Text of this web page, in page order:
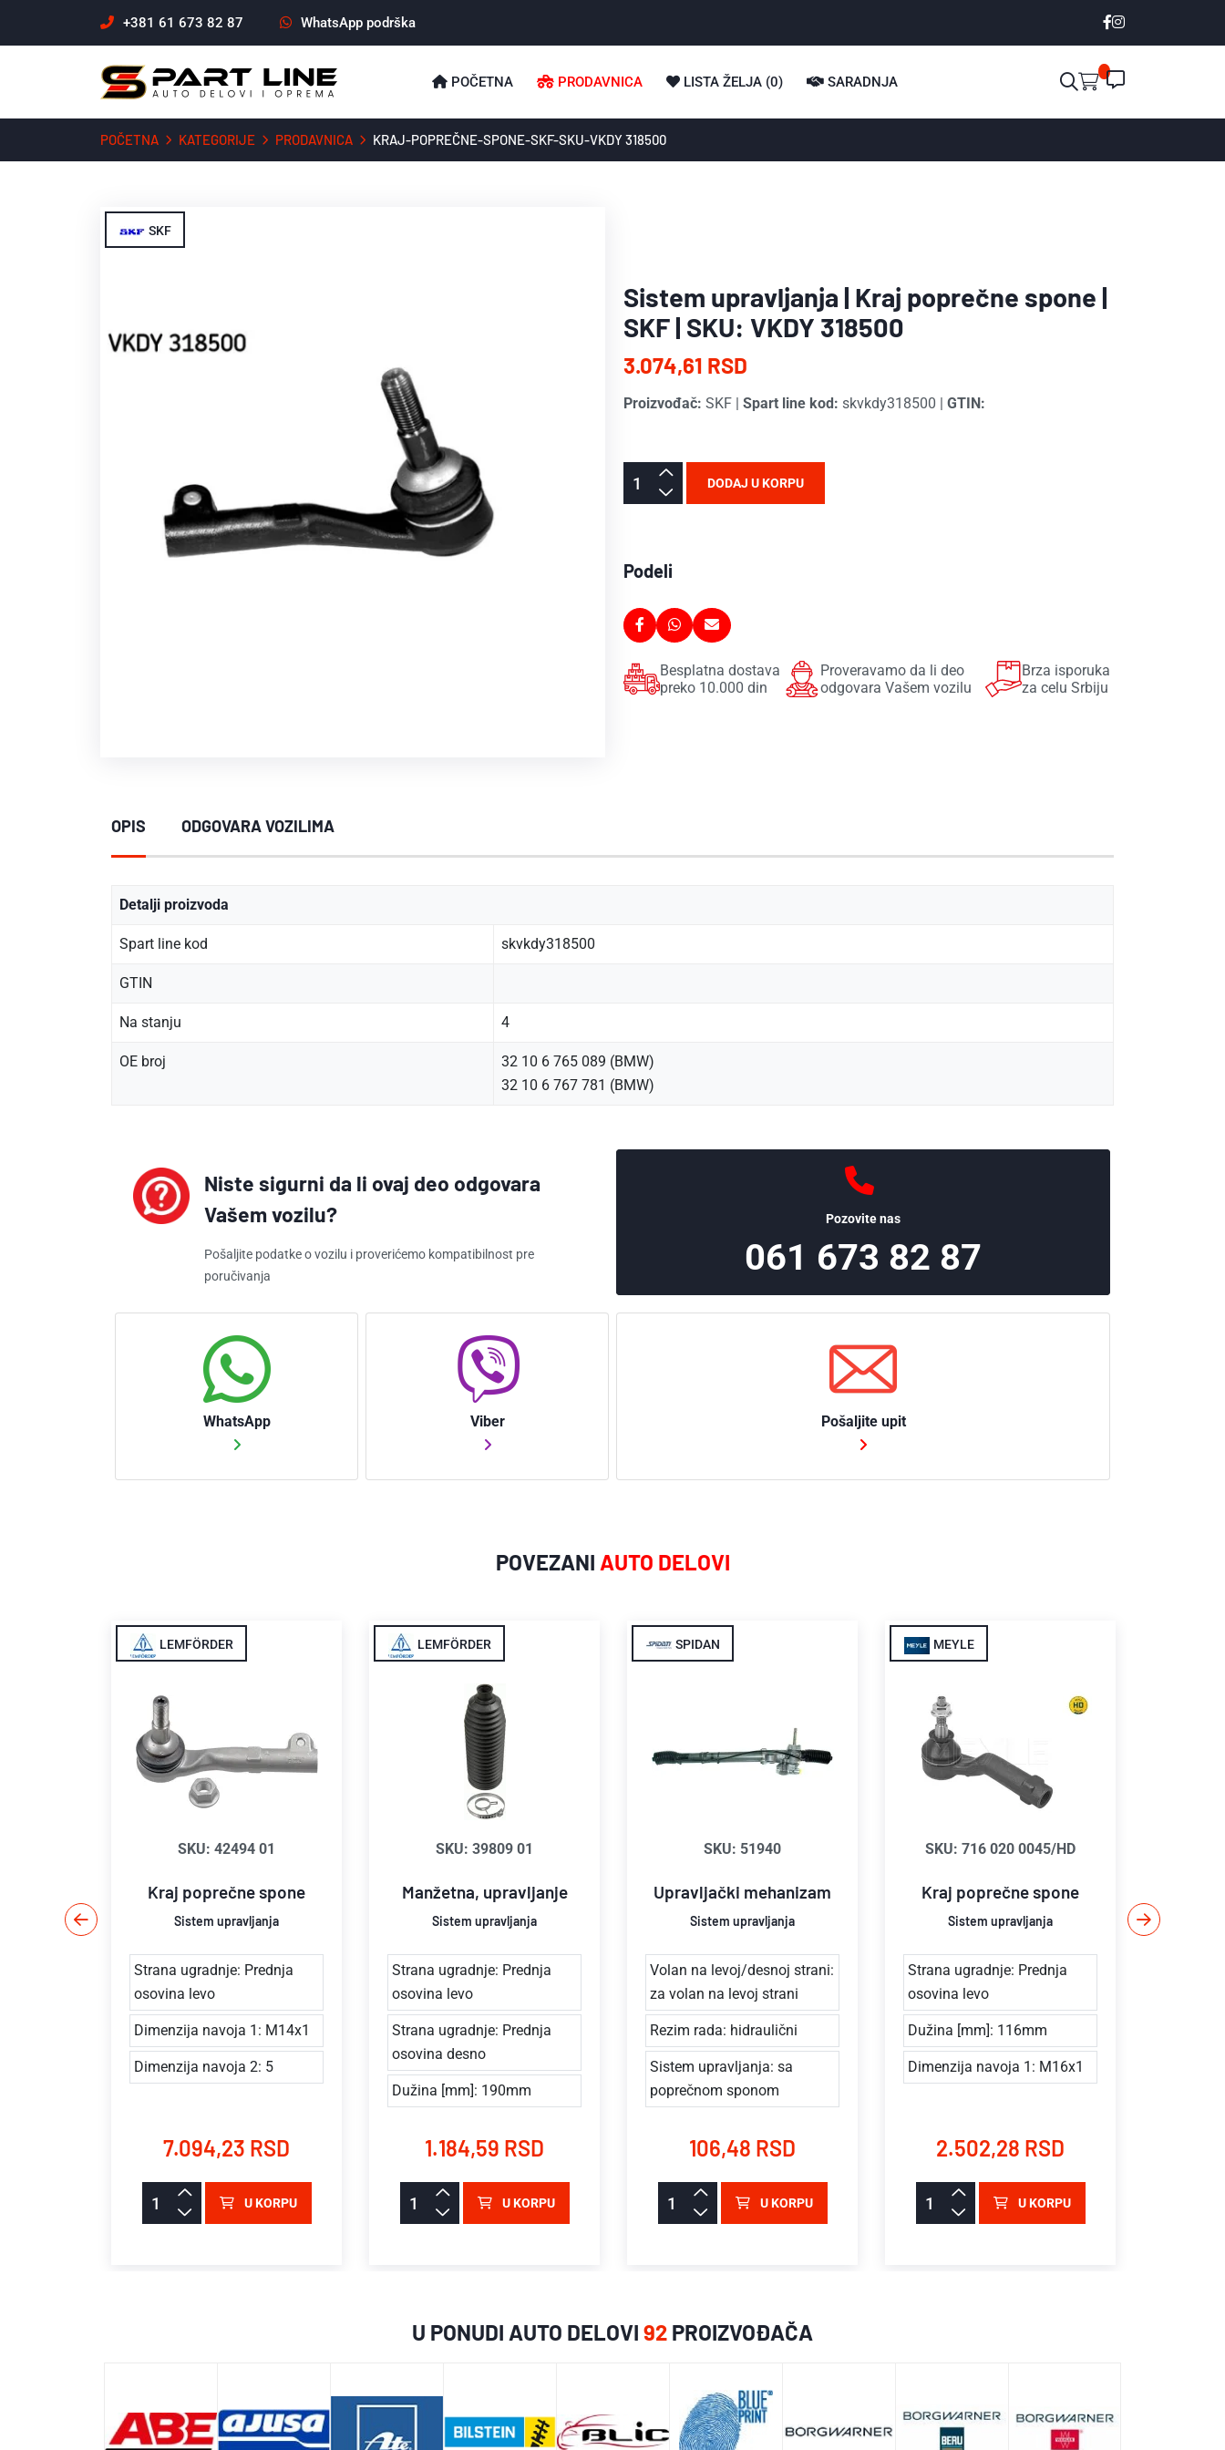
+381 61 673 82 87 WhatsApp podrška
POČETNA PRODAVNICA LISTA ŽELJA (0) SARADNJA
POČETNA KATEGORIJE PRODAVNICA KRAJ-POPREČNE-SPONE-SKF-SKU-VKDY 318500
SKF
Sistem upravljanja | Kraj poprečne spone |
SKF | SKU: VKDY 318500
3.074,61 RSD
Proizvođač: SKF Spart line kod: skvkdy318500 GTIN:
DODAJ U KORPU
Podeli
Besplatna dostava
preko 10.000 din
Proveravamo da li deo
odgovara Vašem vozilu
Brza isporuka
za celu Srbiju
OPIS ODGOVARA VOZILIMA
Detalji proizvoda
Spart line kod skvkdy318500
GTIN
Na stanju 4
OE broj
32 10 6 765 089 (BMW)
32 10 6 767 781 (BMW)
Niste sigurni da li ovaj deo odgovara
Vašem vozilu?
Pošaljite podatke o vozilu i proverićemo kompatibilnost pre
poručivanja
Pozovite nas
061 673 82 87
WhatsApp Viber Pošaljite upit
POVEZANI AUTO DELOVI
LEMFÖRDER
SKU: 42494 01
Kraj poprečne spone
Sistem upravljanja
Strana ugradnje: Prednja
osovina levo
Dimenzija navoja 1: M14x1
Dimenzija navoja 2: 5
7.094,23 RSD
U KORPU
LEMFÖRDER
SKU: 39809 01
Manžetna, upravljanje
Sistem upravljanja
Strana ugradnje: Prednja
osovina levo
Strana ugradnje: Prednja
osovina desno
Dužina [mm]: 190mm
1.184,59 RSD
U KORPU
SPIDAN
SKU: 51940
Upravljački mehanizam
Sistem upravljanja
Volan na levoj/desnoj strani:
za volan na levoj strani
Rezim rada: hidraulični
Sistem upravljanja: sa
poprečnom sponom
106,48 RSD
U KORPU
MEYLE
SKU: 716 020 0045/HD
Kraj poprečne spone
Sistem upravljanja
Strana ugradnje: Prednja
osovina levo
Dužina [mm]: 116mm
Dimenzija navoja 1: M16x1
2.502,28 RSD
U KORPU
U PONUDI AUTO DELOVI 92 PROIZVOĐAČA